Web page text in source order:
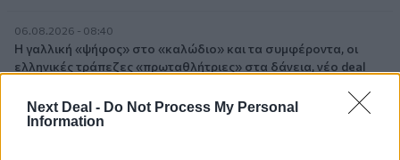
Next Deal - Do Not Process My Personal
Information
06.08.2026 - 08:40
Η γαλλική «ψήφος» στο «καλώδιο» και τα συμφέροντα, οι
ελληνικές τράπεζες «πρωταθλήτριες» στα δάνεια, νέο deal
ΔΕΗ